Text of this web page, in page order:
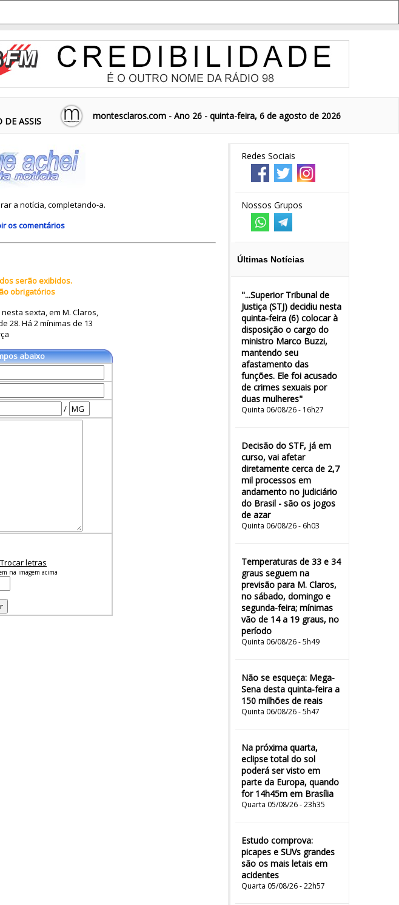
DE ASSIS
montesclaros.com - Ano 26 - quinta-feira, 6 de agosto de 2026
Redes Sociais
Nossos Grupos
Últimas Notícias
"...Superior Tribunal de
Justiça (STJ) decidiu nesta
quinta-feira (6) colocar à
disposição o cargo do
ministro Marco Buzzi,
mantendo seu
afastamento das
funções. Ele foi acusado
de crimes sexuais por
duas mulheres"
Quinta 06/08/26 - 16h27
Decisão do STF, já em
curso, vai afetar
diretamente cerca de 2,7
mil processos em
andamento no judiciário
do Brasil - são os jogos
de azar
Quinta 06/08/26 - 6h03
Temperaturas de 33 e 34
graus seguem na
previsão para M. Claros,
no sábado, domingo e
segunda-feira; mínimas
vão de 14 a 19 graus, no
período
Quinta 06/08/26 - 5h49
Não se esqueça: Mega-
Sena desta quinta-feira a
150 milhões de reais
Quinta 06/08/26 - 5h47
Na próxima quarta,
eclipse total do sol
poderá ser visto em
parte da Europa, quando
for 14h45m em Brasília
Quarta 05/08/26 - 23h35
Estudo comprova:
picapes e SUVs grandes
são os mais letais em
acidentes
Quarta 05/08/26 - 22h57
a notícia, completando-a.
os comentários
serão exibidos.
obrigatórios
sexta, em M. Claros,
28. Há 2 mínimas de 13
abaixo
/
Trocar letras
na imagem acima